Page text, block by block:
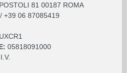
81 00187 ROMA
+39 06 87085419
05818091000